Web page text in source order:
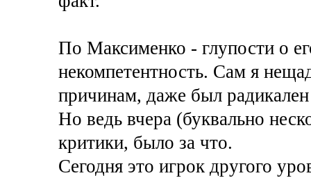
По Максименко - глупости о
некомпетентность. Сам я
причинам, даже был
Но ведь вчера (буквально
критики, было за что.
Сегодня это игрок другого